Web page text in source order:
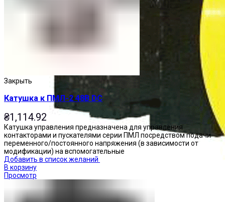
Закрыть
Катушка к ПМЛ-2 48В DC
₴1,114.92
Катушка управления предназначена для управления
контакторами и пускателями серии ПМЛ посредством подачи
переменного/постоянного напряжения (в зависимости от
модификации) на вспомогательные
Добавить в список желаний
В корзину
Просмотр